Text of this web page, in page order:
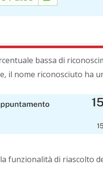
bassa di
il nome riconosciuto ha
funzionalità di riascolto